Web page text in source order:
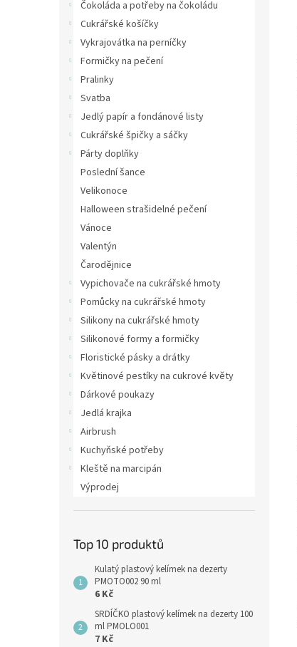
Čokoláda a potřeby na čokoládu
Cukrářské košíčky
Vykrajovátka na perníčky
Formičky na pečení
Pralinky
Svatba
Jedlý papír a fondánové listy
Cukrářské špičky a sáčky
Párty doplňky
Poslední šance
Velikonoce
Halloween strašidelné pečení
Vánoce
Valentýn
Čarodějnice
Vypichovače na cukrářské hmoty
Pomůcky na cukrářské hmoty
Silikony na cukrářské hmoty
Silikonové formy a formičky
Floristické pásky a drátky
Květinové pestíky na cukrové květy
Dárkové poukazy
Jedlá krajka
Airbrush
Kuchyňské potřeby
Kleště na marcipán
Výprodej
Top 10 produktů
Kulatý plastový kelímek na dezerty
PMOTO002 90 ml
6 Kč
SRDÍČKO plastový kelímek na dezerty 100
ml PMOLO001
7 Kč